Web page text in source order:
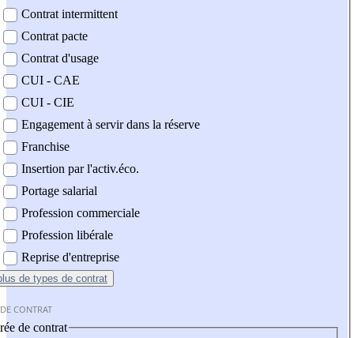
Contrat intermittent
Contrat pacte
Contrat d'usage
CUI - CAE
CUI - CIE
Engagement à servir dans la réserve
Franchise
Insertion par l'activ.éco.
Portage salarial
Profession commerciale
Profession libérale
Reprise d'entreprise
de types de contrat
CONTRAT
de contrat